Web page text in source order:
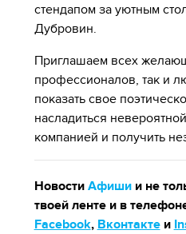
стендапом за уютным
Дубровин.
Приглашаем всех
профессионалов, так и
показать свое
насладиться
компанией и получить
Новости Афишии не
твоей ленте и в
Facebook, Вконтакте и